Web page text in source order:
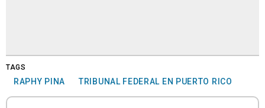
TAGS
RAPHY PINA TRIBUNAL FEDERAL EN PUERTO RICO